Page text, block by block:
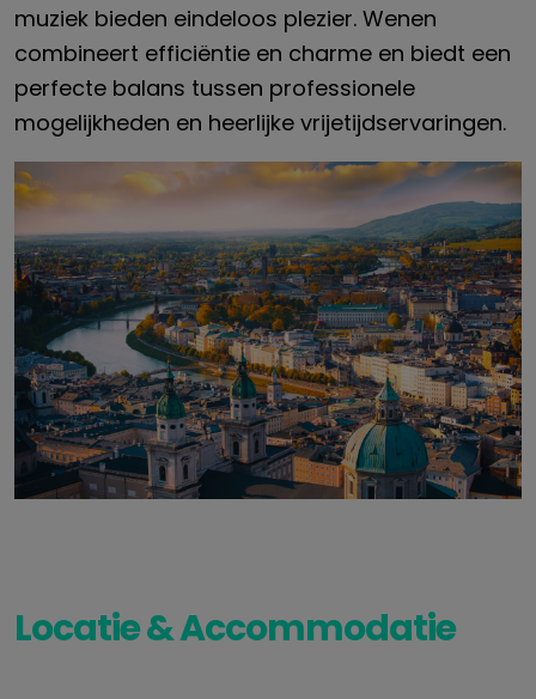
muziek bieden eindeloos plezier. Wenen
combineert efficiëntie en charme en biedt een
perfecte balans tussen professionele
mogelijkheden en heerlijke vrijetijdservaringen.
Locatie & Accommodatie